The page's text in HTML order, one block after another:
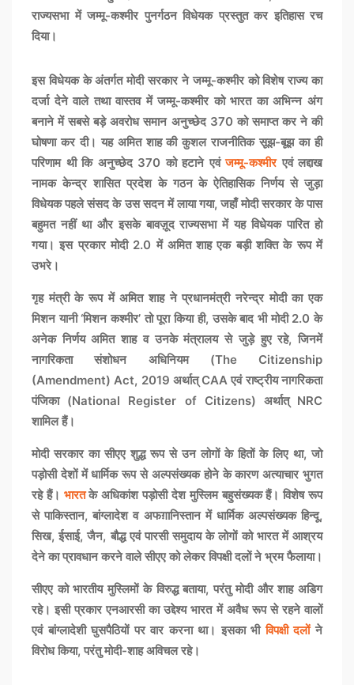
राज्यसभा में जम्मू-कश्मीर पुनर्गठन विधेयक प्रस्तुत कर इतिहास रच
दिया।
इस विधेयक के अंतर्गत मोदी सरकार ने जम्मू-कश्मीर को विशेष राज्य का
दर्जा देने वाले तथा वास्तव में जम्मू-कश्मीर को भारत का अभिन्न अंग
बनाने में सबसे बड़े अवरोध समान अनुच्छेद 370 को समाप्त कर ने की
घोषणा कर दी। यह अमित शाह की कुशल राजनीतिक सूझ-बूझ का ही
परिणाम थी कि अनुच्छेद 370 को हटाने एवंजम्मू-कश्मीरएवं लद्दाख
नामक केन्द्र शासित प्रदेश के गठन के ऐतिहासिक निर्णय से जुड़ा
विधेयक पहले संसद के उस सदन में लाया गया, जहाँ मोदी सरकार के पास
बहुमत नहीं था और इसके बावज़ूद राज्यसभा में यह विधेयक पारित हो
गया। इस प्रकार मोदी 2.0 में अमित शाह एक बड़ी शक्ति के रूप में
उभरे।
गृह मंत्री के रूप में अमित शाह ने प्रधानमंत्री नरेन्द्र मोदी का एक
मिशन यानी ‘मिशन कश्मीर’ तो पूरा किया ही, उसके बाद भी मोदी 2.0 के
अनेक निर्णय अमित शाह व उनके मंत्रालय से जुड़े हुए रहे, जिनमें
नागरिकता संशोधन अधिनियम (The Citizenship
(Amendment) Act, 2019 अर्थात् CAA एवं राष्ट्रीय नागरिकता
पंजिका (National Register of Citizens) अर्थात् NRC
शामिल हैं।
मोदी सरकार का सीएए शुद्ध रूप से उन लोगों के हितों के लिए था, जो
पड़ोसी देशों में धार्मिक रूप से अल्पसंख्यक होने के कारण अत्याचार भुगत
रहे हैं। भारतके अधिकांश पड़ोसी देश मुस्लिम बहुसंख्यक हैं। विशेष रूप
से पाकिस्तान, बांग्लादेश व अफग़ानिस्तान में धार्मिक अल्पसंख्यक हिन्दू,
सिख, ईसाई, जैन, बौद्ध एवं पारसी समुदाय के लोगों को भारत में आश्रय
देने का प्रावधान करने वाले सीएए को लेकर विपक्षी दलों ने भ्रम फैलाया।
सीएए को भारतीय मुस्लिमों के विरुद्ध बताया, परंतु मोदी और शाह अडिग
रहे। इसी प्रकार एनआरसी का उद्देश्य भारत में अवैध रूप से रहने वालों
एवं बांग्लादेशी घुसपैठियों पर वार करना था। इसका भीविपक्षी दलोंने
विरोध किया, परंतु मोदी-शाह अविचल रहे।